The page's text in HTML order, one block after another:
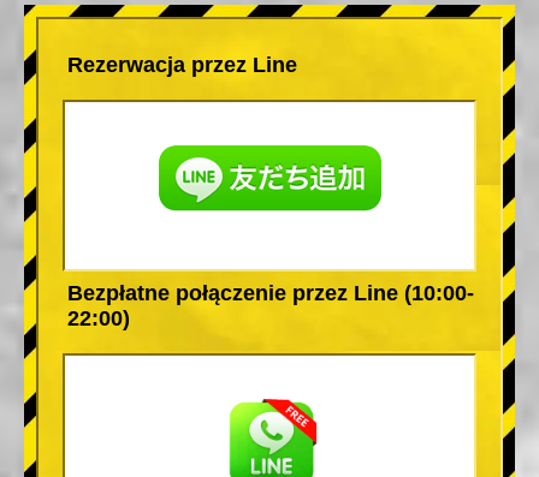
Rezerwacja przez Line
Bezpłatne połączenie przez Line (10:00-
22:00)